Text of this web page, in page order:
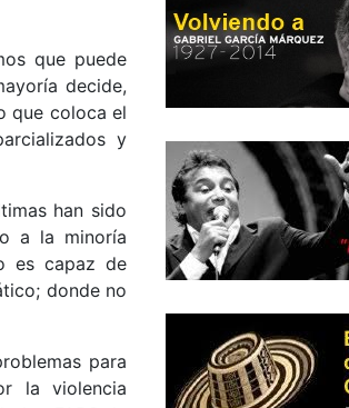
que puede
decide,
que coloca el
y
han sido
a la minoría
es capaz de
donde no
para
la violencia